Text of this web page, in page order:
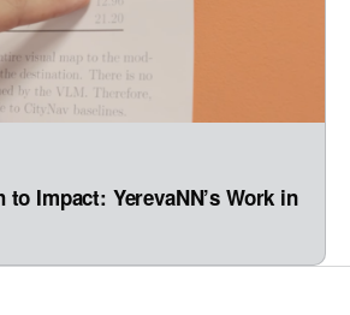
to Impact: YerevaNN’s Work in